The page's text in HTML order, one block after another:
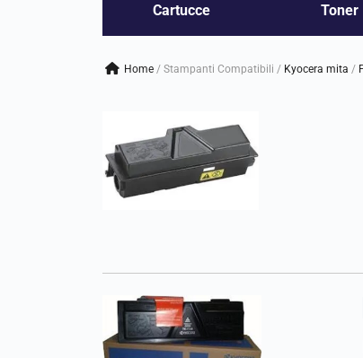
Cartucce Toner
Home / Stampanti Compatibili / kyocera mita /